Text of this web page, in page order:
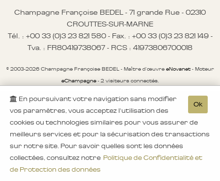
Champagne Françoise BEDEL - 71 grande Rue - 02310
CROUTTES-SUR-MARNE
Tél. : +00 33 (0)3 23 821 580 - Fax. : +00 33 (0)3 23 821 149 -
Tva. : FR80419738067 - RCS : 41973806700018
© 2003-2026 Champagne Françoise BEDEL - Maître d'œuvre eNovanet- Moteur
eChampagne- 2 visiteurs connectés.
Avertissement sécurité
A aucun moment nous ne proposons des achats
de bons de réduction ou des remises
exceptionnelles par mail, ni même de nouvelles
coordonnées bancaires.
Soyez vigilants et ne répondez pas à ces
messages. Merci de votre compréhension.
Ok
En poursuivant votre navigation sans modifier
vos paramètres, vous acceptez l'utilisation des
cookies ou technologies similaires pour vous assurer de
meilleurs services et pour la sécurisation des transactions
sur notre site. Pour savoir quelles sont les données
collectées, consultez notre Politique de Confidentialité et
de Protection des données